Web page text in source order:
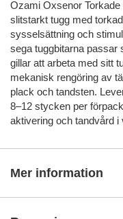
Ozami Oxsenor
slitstarkt tugg med
sysselsättning och
sega tuggbitarna passar
gillar att arbeta med sitt
mekanisk rengöring av
plack och tandsten.
8–12 stycken per
aktivering och tandvård i
Mer information